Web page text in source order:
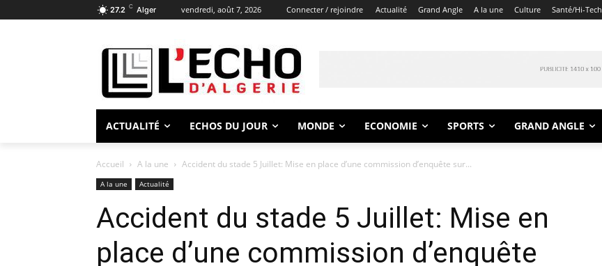
27.2 C Alger vendredi, août 7, 2026 Connecter / rejoindre Actualité Grand Angle A la une Culture Santé/Hi-Tech
ACTUALITÉ ECHOS DU JOUR MONDE ECONOMIE SPORTS GRAND ANGLE
Accueil A la une Accident du stade 5 Juillet: Mise en place d’une commission d’enquête sur...
A la une Actualité
Accident du stade 5 Juillet: Mise en
place d’une commission d’enquête